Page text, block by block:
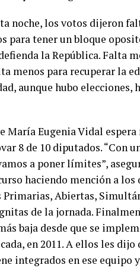
noche, los votos dijeron
para tener un bloque
la República. Falta
menos para recuperar la
aunque hubo elecciones,
María Eugenia Vidal
8 de 10 diputados. “Con
a poner límites”,
haciendo mención a los
Abiertas,
de la jornada.
baja desde que se
en 2011. A ellos les dijo
integrados en ese equipo